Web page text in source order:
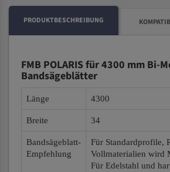
PRODUKTBESCHREIBUNG
FMB POLARIS für 4300 mm Bi-
Bandsägeblätter
Länge 4300
Breite 34
Bandsägeblatt-
Empfehlung
Für Standardprofile,
Vollmaterialien wird
Für Edelstahl und